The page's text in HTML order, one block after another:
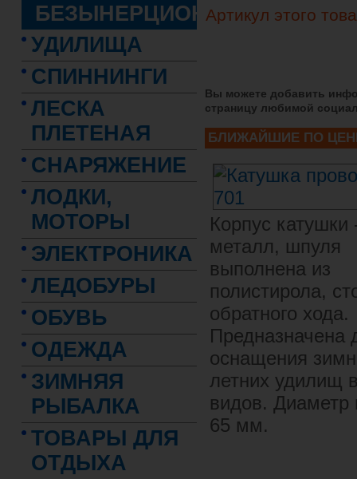
БЕЗЫНЕРЦИОННЫЕ
УДИЛИЩА
СПИННИНГИ
ЛЕСКА
ПЛЕТЕНАЯ
СНАРЯЖЕНИЕ
ЛОДКИ,
МОТОРЫ
ЭЛЕКТРОНИКА
ЛЕДОБУРЫ
ОБУВЬ
ОДЕЖДА
ЗИМНЯЯ
РЫБАЛКА
ТОВАРЫ ДЛЯ
ОТДЫХА
Артикул этого
Вы можете добавить
страницу любимой
БЛИЖАЙШИЕ ПО
Корпус катушки
металл, шпуля
выполнена из
полистирола,
обратного хода.
Предназначена
оснащения
летних удилищ
видов. Диаметр
65 мм.